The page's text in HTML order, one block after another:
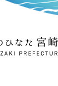
なた 宮崎県
PREFECTURE